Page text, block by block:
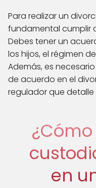
Para realizar un
fundamental cumplir
Debes tener un
los hijos, el régimen
Además, es
de acuerdo en el
regulador que
en